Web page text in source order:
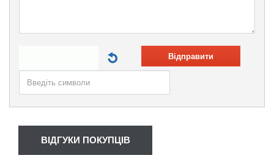
Відправити
ВІДГУКИ ПОКУПЦІВ